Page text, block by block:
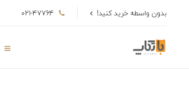
بدون واسطه خرید کنید! 021-47764